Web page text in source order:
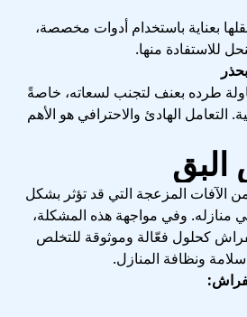
بعناية باستخدام أدوات مخصصة،
للاستفادة منها.
طرده بعنف لتجنب لسعاته، خاصةً
الهادئ والاحترافي هو الأهم
الآفات المزعجة التي قد تؤثر بشكل
منازله. وفي مواجهة هذه المشكلة،
كحلول فعّالة وموثوقة للتخلص
ونظافة المنازل.